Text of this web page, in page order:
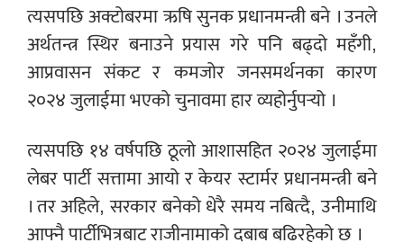
त्यसपछि अक्टोबरमा ऋषि सुनक प्रधानमन्त्री बने । उनले
अर्थतन्त्र स्थिर बनाउने प्रयास गरे पनि बढ्दो महँगी,
आप्रवासन संकट र कमजोर जनसमर्थनका कारण
२०२४ जुलाईमा भएको चुनावमा हार व्यहोर्नुपर्‍यो ।
त्यसपछि १४ वर्षपछि ठूलो आशासहित २०२४ जुलाईमा
लेबर पार्टी सत्तामा आयो र केयर स्टार्मर प्रधानमन्त्री बने
। तर अहिले, सरकार बनेको धेरै समय नबित्दै, उनीमाथि
आफ्नै पार्टीभित्रबाट राजीनामाको दबाब बढिरहेको छ ।